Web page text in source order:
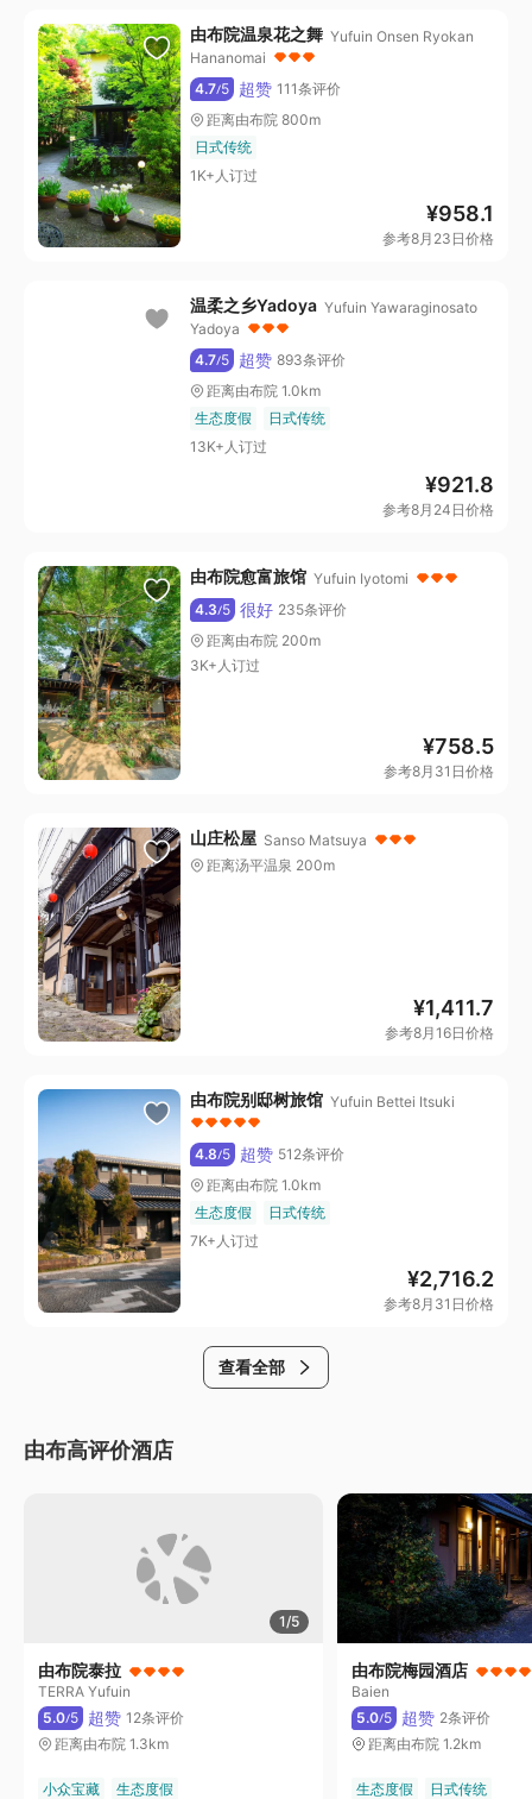
由布院温泉花之舞 Yufuin Onsen Ryokan
Hananomai
4.7/5 超赞 111条评价
距离由布院 800m
日式传统
1K+人订过
¥958.1
参考8月23日价格
温柔之乡Yadoya Yufuin Yawaraginosato
Yadoya
4.7/5 超赞 893条评价
距离由布院 1.0km
生态度假
日式传统
13K+人订过
¥921.8
参考8月24日价格
由布院愈富旅馆 Yufuin Iyotomi
4.3/5 很好 235条评价
距离由布院 200m
3K+人订过
¥758.5
参考8月31日价格
山庄松屋 Sanso Matsuya
距离汤平温泉 200m
¥1,411.7
参考8月16日价格
由布院别邸树旅馆 Yufuin Bettei Itsuki
4.8/5 超赞 512条评价
距离由布院 1.0km
生态度假
日式传统
7K+人订过
¥2,716.2
参考8月31日价格
查看全部
由布高评价酒店
1/5
由布院泰拉
TERRA Yufuin
5.0/5 超赞 12条评价
距离由布院 1.3km
小众宝藏 生态度假
由布院梅园酒店
Baien
5.0/5 超赞 2条评价
距离由布院 1.2km
生态度假 日式传统